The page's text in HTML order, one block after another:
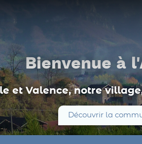
Bienvenue à
et Valence, notre
Découvrir la